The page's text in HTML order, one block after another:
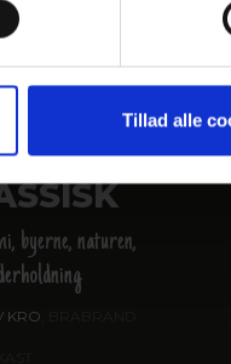
Tillad alle
byerne, naturen,
KRO